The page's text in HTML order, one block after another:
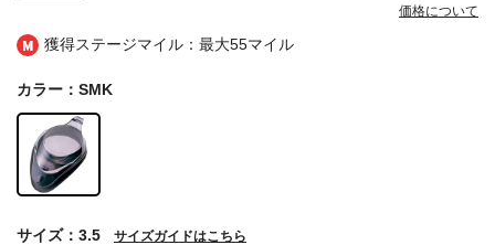
獲得ステージマイル：最大55マイル
価格について
カラー：SMK
サイズ：3.5 サイズガイドはこちら